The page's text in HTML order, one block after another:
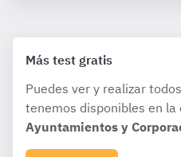
Más test gratis
Puedes ver y realizar
tenemos disponibles en la
Ayuntamientos y